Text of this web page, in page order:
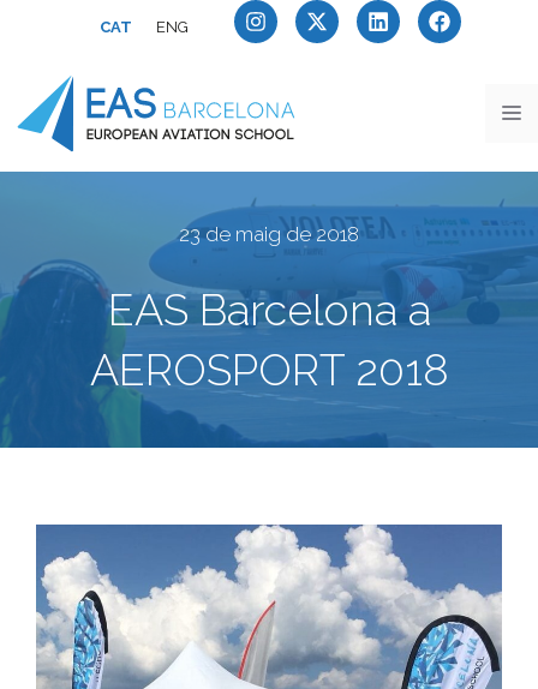
CAT ENG
23 de maig de 2018
EAS Barcelona a
AEROSPORT 2018